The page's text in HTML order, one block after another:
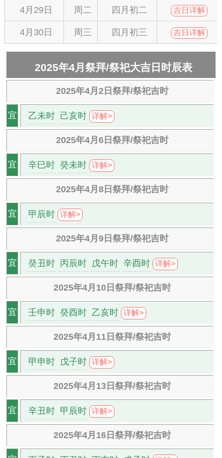
4月29日 周二 四月初二 吉日详解
4月30日 周三 四月初三 吉日详解
2025年4月祭拜/祭祀大吉日时辰表
2025年4月2日祭拜/祭祀吉时
宜 乙未时 己亥时 详解>
2025年4月6日祭拜/祭祀吉时
宜 辛巳时 癸未时 详解>
2025年4月8日祭拜/祭祀吉时
宜 甲辰时 详解>
2025年4月9日祭拜/祭祀吉时
宜 癸丑时 丙辰时 戊午时 辛酉时 详解>
2025年4月10日祭拜/祭祀吉时
宜 壬申时 癸酉时 乙亥时 详解>
2025年4月11日祭拜/祭祀吉时
宜 甲申时 戊子时 详解>
2025年4月13日祭拜/祭祀吉时
宜 辛丑时 甲辰时 详解>
2025年4月16日祭拜/祭祀吉时